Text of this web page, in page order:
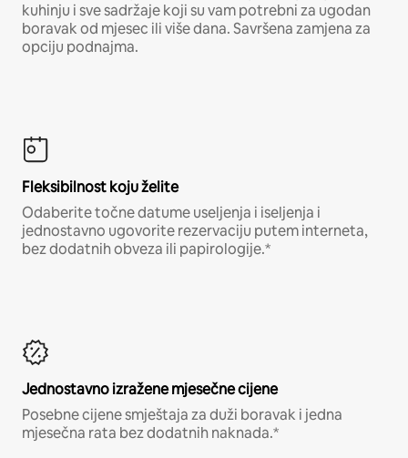
kuhinju i sve sadržaje koji su vam potrebni za ugodan
boravak od mjesec ili više dana. Savršena zamjena za
opciju podnajma.
Fleksibilnost koju želite
Odaberite točne datume useljenja i iseljenja i
jednostavno ugovorite rezervaciju putem interneta,
bez dodatnih obveza ili papirologije.*
Jednostavno izražene mjesečne cijene
Posebne cijene smještaja za duži boravak i jedna
mjesečna rata bez dodatnih naknada.*